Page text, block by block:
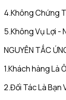
4.Không Chứng
5.Không Vụ Lợi -
NGUYÊN TẮC
1.Khách hàng Là
2.Đối Tác Là Bạn